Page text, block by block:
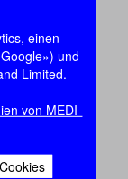
einen
und
Limited.
von MEDI-